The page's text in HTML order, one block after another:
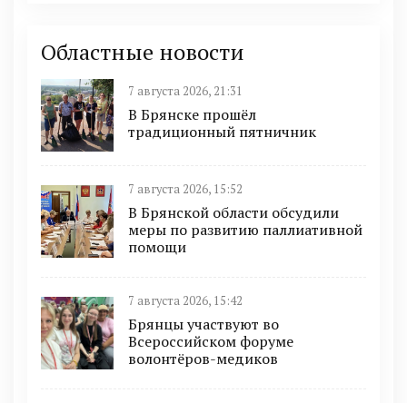
Областные новости
7 августа 2026, 21:31
В Брянске прошёл
традиционный пятничник
7 августа 2026, 15:52
В Брянской области обсудили
меры по развитию паллиативной
помощи
7 августа 2026, 15:42
Брянцы участвуют во
Всероссийском форуме
волонтёров-медиков